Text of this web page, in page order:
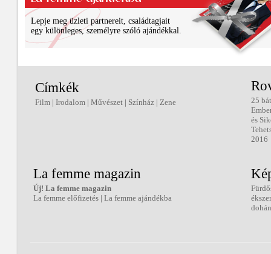
Lepje meg üzleti partnereit, családtagjait
egy különleges, személyre szóló ajándékkal.
Címkék
Film | Irodalom | Művészet | Színház | Zene
25
és
2016
La femme magazin
Új! La femme magazin
La femme előfizetés | La femme ajándékba